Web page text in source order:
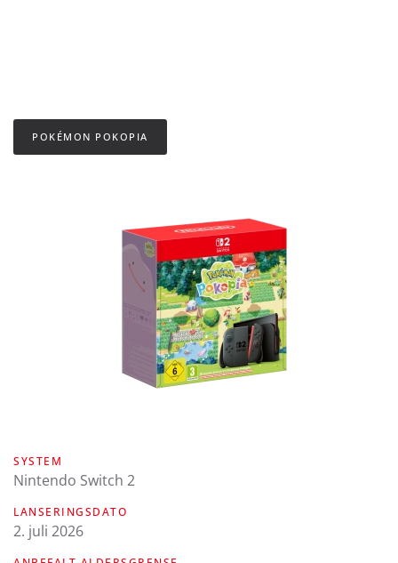
SYSTEM
Nintendo Switch 2
LANSERINGSDATO
2. juli 2026
POKÉMON POKOPIA